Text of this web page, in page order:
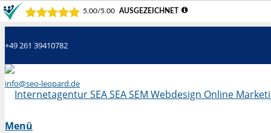
+49 261 39410782
info@seo-leopard.de
Menü